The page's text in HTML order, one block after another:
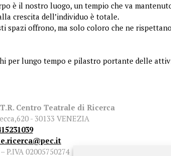
è il nostro luogo, un tempio che va
crescita dell’individuo è totale.
spazi offrono, ma solo coloro che ne
per lungo tempo e pilastro portante delle
Centro Teatrale di Ricerca
- 30133 VENEZIA
P.IVA 02005750274